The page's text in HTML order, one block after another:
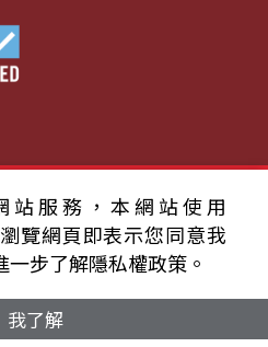
廣播電臺 版權所有
服務條款 隱私權條款
站服務，本網站使用
覽網頁即表示您同意我
步了解隱私權政策。
我了解